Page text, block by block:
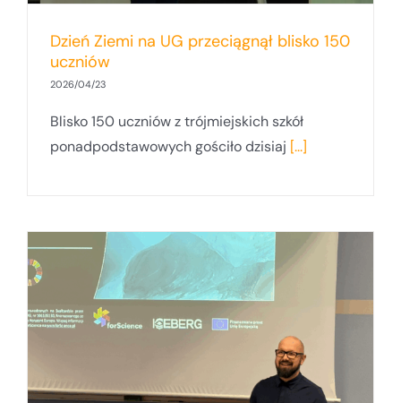
Dzień Ziemi na UG przeciągnął blisko 150
uczniów
2026/04/23
Blisko 150 uczniów z trójmiejskich szkół
ponadpodstawowych gościło dzisiaj [...]